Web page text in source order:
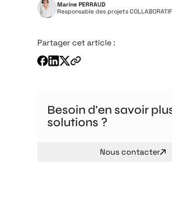
Marine PERRAUD
Responsable des projets
Partager cet article :
Besoin d'en savoir
solutions ?
Nous contacter